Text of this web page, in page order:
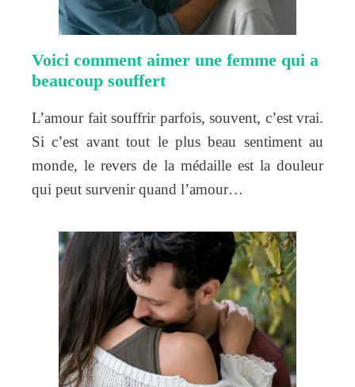
Voici comment aimer une femme qui a
beaucoup souffert
L’amour fait souffrir parfois, souvent, c’est vrai.
Si c’est avant tout le plus beau sentiment au
monde, le revers de la médaille est la douleur
qui peut survenir quand l’amour…